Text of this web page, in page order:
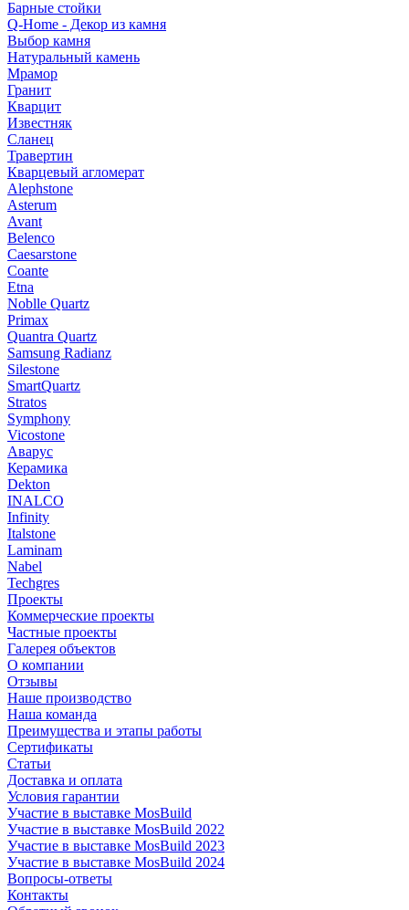
Барные стойки
Q-Home - Декор из камня
Выбор камня
Натуральный камень
Мрамор
Гранит
Кварцит
Известняк
Сланец
Травертин
Кварцевый агломерат
Alephstone
Asterum
Avant
Belenco
Caesarstone
Coante
Etna
Noblle Quartz
Primax
Quantra Quartz
Samsung Radianz
Silestone
SmartQuartz
Stratos
Symphony
Vicostone
Аварус
Керамика
Dekton
INALCO
Infinity
Italstone
Laminam
Nabel
Techgres
Проекты
Коммерческие проекты
Частные проекты
Галерея объектов
О компании
Отзывы
Наше производство
Наша команда
Преимущества и этапы работы
Сертификаты
Статьи
Доставка и оплата
Условия гарантии
Участие в выставке MosBuild
Участие в выставке MosBuild 2022
Участие в выставке MosBuild 2023
Участие в выставке MosBuild 2024
Вопросы-ответы
Контакты